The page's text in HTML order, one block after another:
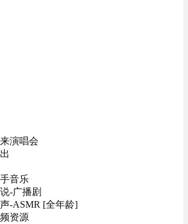
演唱会
音乐
-广播剧
-ASMR [全年龄]
资源